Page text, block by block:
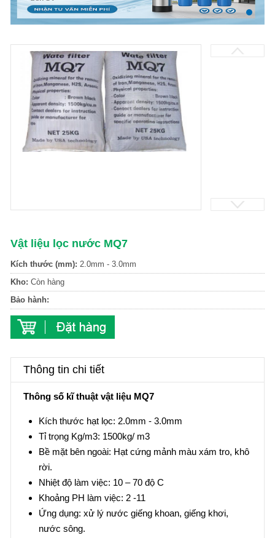
Vật liệu lọc nước MQ7
Kích thước (mm): 2.0mm - 3.0mm
Kho: Còn hàng
Bảo hành:
Thông tin chi tiết
Thông số kĩ thuật vật liệu MQ7
Kích thước hạt lọc: 2.0mm - 3.0mm
Tỉ trọng Kg/m3: 1500kg/ m3
Bề mặt bên ngoài: Hạt cứng mảnh màu xám tro, khô
rời.
Nhiệt độ làm việc: 10 – 70 độ C
Khoảng PH làm việc: 2 -11
Ứng dụng: xử lý nước giếng khoan, giếng khơi,
nước sông.